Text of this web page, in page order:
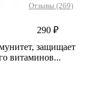
Отзывы (269)
290 ₽
защищает
витаминов...